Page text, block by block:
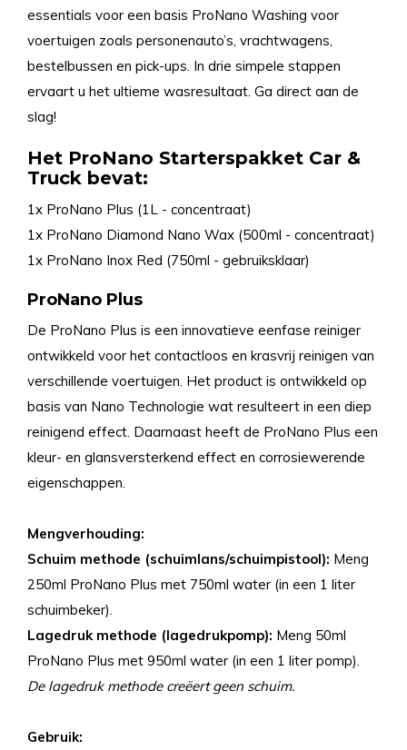
essentials voor een basis ProNano Washing voor
voertuigen zoals personenauto’s, vrachtwagens,
bestelbussen en pick-ups. In drie simpele stappen
ervaart u het ultieme wasresultaat. Ga direct aan de
slag!
Het ProNano Starterspakket Car &
Truck bevat:
1x ProNano Plus (1L - concentraat)
1x ProNano Diamond Nano Wax (500ml - concentraat)
1x ProNano Inox Red (750ml - gebruiksklaar)
ProNano Plus
De ProNano Plus is een innovatieve eenfase reiniger
ontwikkeld voor het contactloos en krasvrij reinigen van
verschillende voertuigen. Het product is ontwikkeld op
basis van Nano Technologie wat resulteert in een diep
reinigend effect. Daarnaast heeft de ProNano Plus een
kleur- en glansversterkend effect en corrosiewerende
eigenschappen.
Mengverhouding:
Schuim methode (schuimlans/schuimpistool): Meng
250ml ProNano Plus met 750ml water (in een 1 liter
schuimbeker).
Lagedruk methode (lagedrukpomp): Meng 50ml
ProNano Plus met 950ml water (in een 1 liter pomp).
De lagedruk methode creëert geen schuim.
Gebruik: